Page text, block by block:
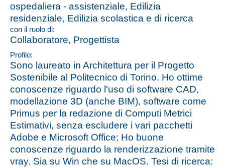
ospedaliera - assistenziale, Edilizia
residenziale, Edilizia scolastica e di ricerca
con il ruolo di:
Collaboratore, Progettista
Profilo:
Sono laureato in Architettura per il Progetto
Sostenibile al Politecnico di Torino. Ho ottime
conoscenze riguardo l'uso di software CAD,
modellazione 3D (anche BIM), software come
Primus per la redazione di Computi Metrici
Estimativi, senza escludere i vari pacchetti
Adobe e Microsoft Office; Ho buone
conoscenze riguardo la renderizzazione tramite
vray. Sia su Win che su MacOS. Tesi di ricerca: